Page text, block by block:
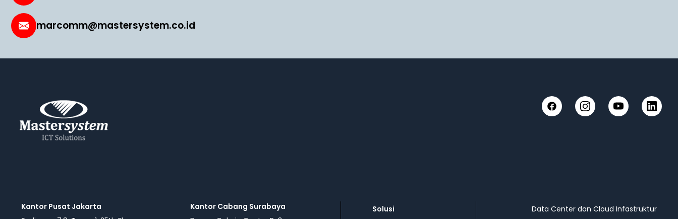
marcomm@mastersystem.co.id
FacebookInstagramYouTubeLinkedIn
Kantor Pusat Jakarta
Kantor Cabang Surabaya
Solusi Data Center dan Cloud Infastruktur